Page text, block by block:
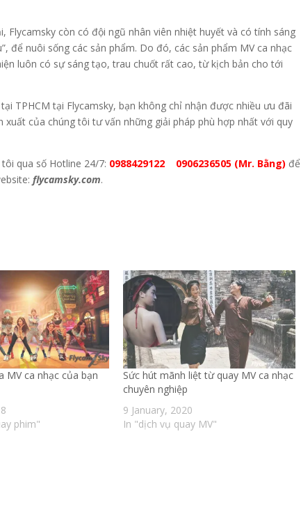
còn có đội ngũ nhân viên nhiệt huyết và có tính sáng
để nuôi sống các sản phẩm. Do đó, các sản phẩm MV ca nhạc
luôn có sự sáng tạo, trau chuốt rất cao, từ kịch bản cho tới
TPHCM tại Flycamsky, bạn không chỉ nhận được nhiều ưu đãi
của chúng tôi tư vấn những giải pháp phù hợp nhất với quy
qua số Hotline 24/7: 0988429122 0906236505 (Mr. Bằng) để
flycamsky.com.
MV ca nhạc của bạn
phim"
Sức hút mãnh liệt từ quay MV ca nhạc
chuyên nghiệp
9 January, 2020
In "dịch vụ quay MV"